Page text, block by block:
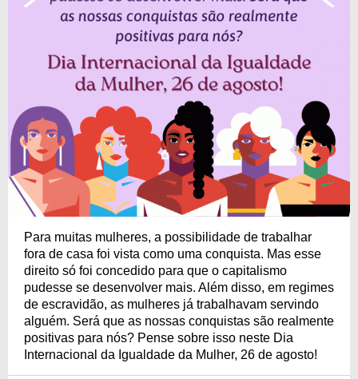
Para muitas mulheres, a possibilidade de trabalhar
fora de casa foi vista como uma conquista. Mas esse
direito só foi concedido para que o capitalismo
pudesse se desenvolver mais. Além disso, em regimes
de escravidão, as mulheres já trabalhavam servindo
alguém. Será que as nossas conquistas são realmente
positivas para nós? Pense sobre isso neste Dia
Internacional da Igualdade da Mulher, 26 de agosto!